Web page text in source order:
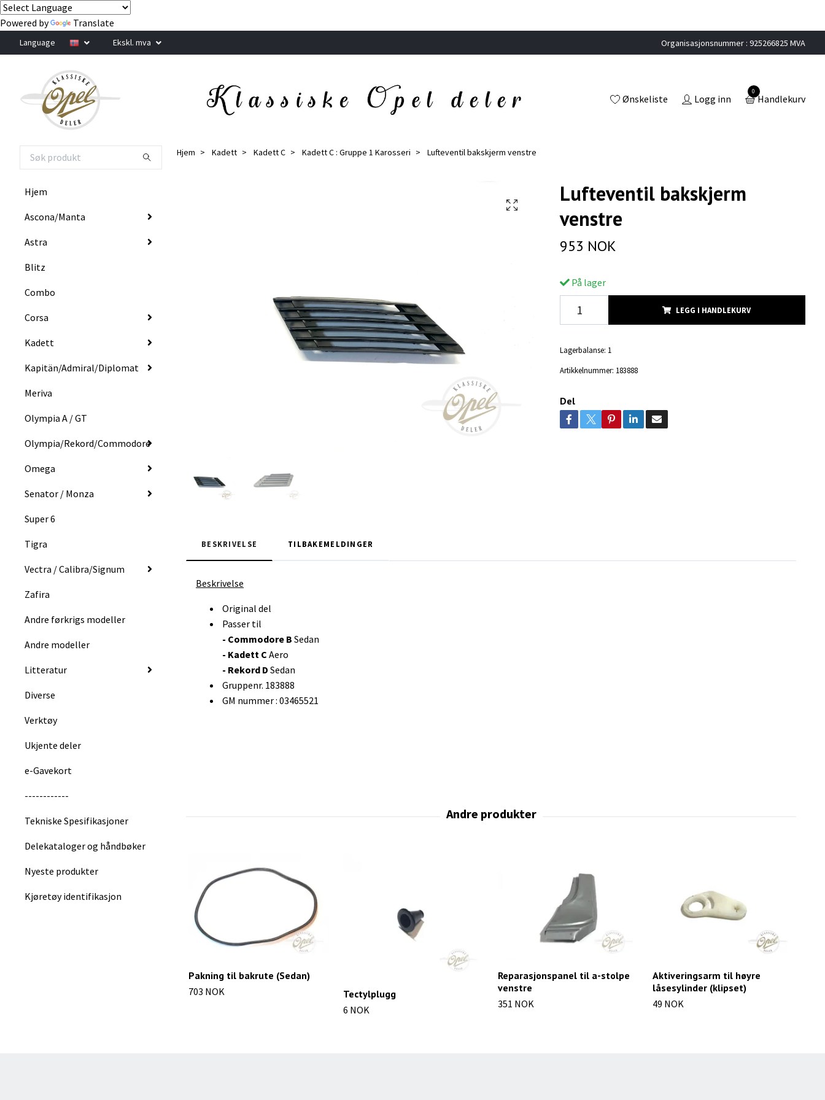
Powered by Translate
Language Ekskl. mva Organisasjonsnummer : 925266825 MVA
Ønskeliste Logg inn
0
Handlekurv
Hjem
Ascona/Manta
Astra
Blitz
Combo
Corsa
Kadett
Kapitän/Admiral/Diplomat
Meriva
Olympia A / GT
Olympia/Rekord/Commodore
Omega
Senator / Monza
Super 6
Tigra
Vectra / Calibra/Signum
Zafira
Andre førkrigs modeller
Andre modeller
Litteratur
Diverse
Verktøy
Ukjente deler
e-Gavekort
------------
Tekniske Spesifikasjoner
Delekataloger og håndbøker
Nyeste produkter
Kjøretøy identifikasjon
Hjem Kadett Kadett C Kadett C : Gruppe 1 Karosseri Lufteventil bakskjerm venstre
Lufteventil bakskjerm
venstre
953 NOK
På lager
LEGG I HANDLEKURV
Lagerbalanse: 1
Artikkelnummer: 183888
Del
BESKRIVELSE TILBAKEMELDINGER
Beskrivelse
Original del
Passer til
- Commodore B Sedan
- Kadett C Aero
- Rekord D Sedan
Gruppenr. 183888
GM nummer : 03465521
Pakning til bakrute (Sedan)
703 NOK
Tectylplugg
6 NOK
Reparasjonspanel til a-stolpe
venstre
351 NOK
Aktiveringsarm til høyre
låsesylinder (klipset)
49 NOK